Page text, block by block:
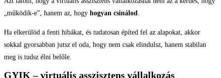
„működik-e”, hanem az, hogy hogyan csinálod
Ha elkerülöd a fenti hibákat, és tudatosan építed fel az alapokat, akkor
sokkal gyorsabban jutsz el oda, hogy nem csak elindulsz, hanem stabilan
meg is tudsz élni belőle.
GYIK – virtuális asszisztens vállalkozás